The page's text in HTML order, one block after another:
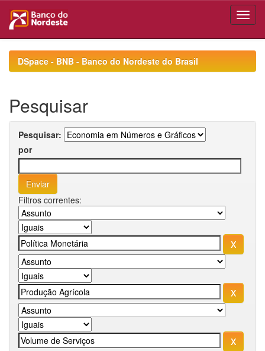
navigationDSpace - BNB - Banco do Nordeste do Brasil
Pesquisar
Pesquisar:
por
Filtros correntes: